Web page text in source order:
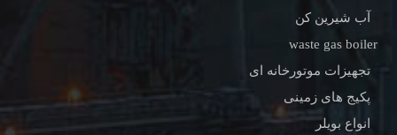
آب شیرین کن
waste gas boiler
تجهیزات موتورخانه ای
پکیج های زمینی
انواع بویلر